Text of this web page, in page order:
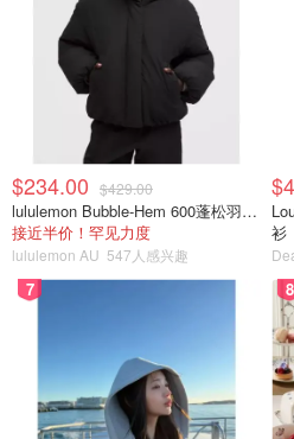
图片来自于@ Amazon
Amazon.com:
Dental Countertop
For Teeth,
$69.99
Amazon
Amazon.com:
Flosser
for Travel &amp;
Advanced, Wp-
$79.99
Amazon
No. 4 Sensodyne牙膏（
$234.00 $429.00
lululemon Bubble-Hem 600蓬松羽绒夹克
接近半价！罕见力度
lululemon AU 547人感兴趣
衫
7 8